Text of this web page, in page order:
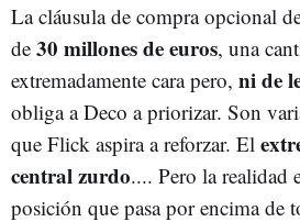
La cláusula de compra opcional
de 30 millones de euros, una
extremadamente cara pero, ni de
obliga a Deco a priorizar. Son
que Flick aspira a reforzar. El
central zurdo.... Pero la realidad
posición que pasa por encima de